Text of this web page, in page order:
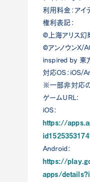
利用料金：アイ
権利表記：
©上海アリス幻
©アンノウンX/
inspired by 東
対応OS：iOS/
※一部非対応の
ゲームURL：
iOS：
https://
Android：
https://
apps/